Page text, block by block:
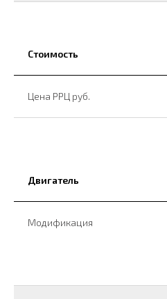
Стоимость
Цена РРЦ руб.
Двигатель
Модификация